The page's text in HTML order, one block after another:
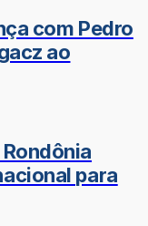
com Pedro
ao
para